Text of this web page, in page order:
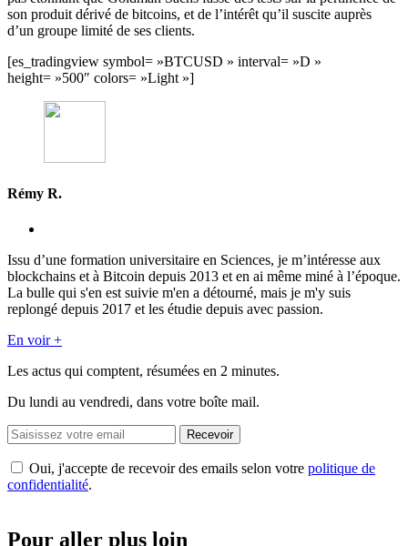
son produit dérivé de bitcoins, et de l’intérêt qu’il suscite auprès
d’un groupe limité de ses clients.
[es_tradingview symbol= »BTCUSD » interval= »D »
height= »500″ colors= »Light »]
Rémy R.
Issu d’une formation universitaire en Sciences, je m’intéresse aux
blockchains et à Bitcoin depuis 2013 et en ai même miné à l’époque.
La bulle qui s'en est suivie m'en a détourné, mais je m'y suis
replongé depuis 2017 et les étudie depuis avec passion.
En voir +
Les actus qui comptent, résumées en 2 minutes.
Du lundi au vendredi, dans votre boîte mail.
Recevoir
Oui, j'accepte de recevoir des emails selon votre politique de
confidentialité.
Pour aller plus loin